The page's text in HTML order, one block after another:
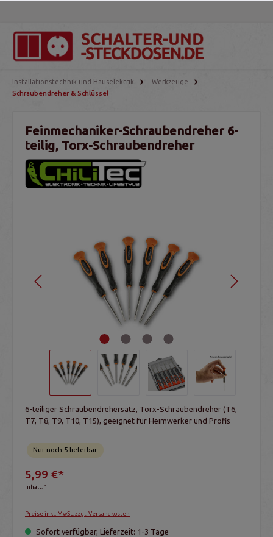
Installationstechnik und Hauselektrik
Werkzeuge
Schraubendreher & Schlüssel
Feinmechaniker-Schraubendreher 6-
teilig, Torx-Schraubendreher
6-teiliger Schraubendrehersatz, Torx-Schraubendreher (T6,
T7, T8, T9, T10, T15), geeignet für Heimwerker und Profis
Nur noch 5 lieferbar.
5,99 €*
Inhalt: 1
Preise inkl. MwSt. zzgl. Versandkosten
Sofort verfügbar, Lieferzeit: 1-3 Tage